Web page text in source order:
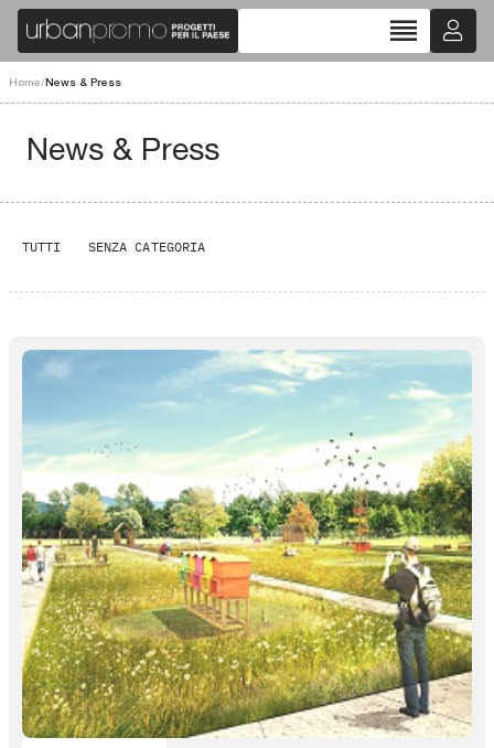
reorder
Home/News & Press
News & Press
TUTTI SENZA CATEGORIA